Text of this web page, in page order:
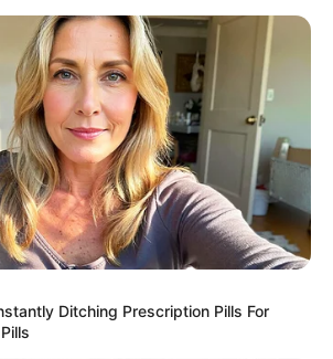
15 Taboos The Bible
Ditching Prescription Pills For